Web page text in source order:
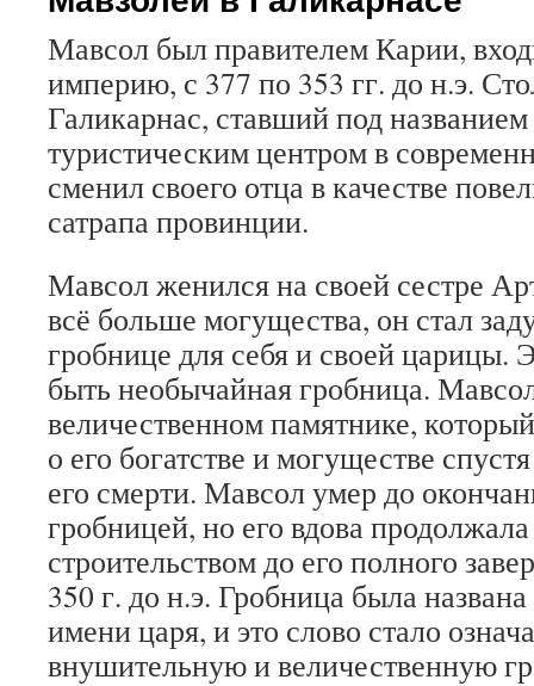
Мавсол был правителем Карии,
империю, с 377 по 353 гг. до н.э.
Галикарнас, ставший под
туристическим центром в
сменил своего отца в качестве
сатрапа провинции.
Мавсол женился на своей сестре
всё больше могущества, он стал
гробнице для себя и своей царицы.
быть необычайная гробница.
величественном памятнике,
о его богатстве и могуществе
его смерти. Мавсол умер до
гробницей, но его вдова
строительством до его полного
350 г. до н.э. Гробница была
имени царя, и это слово стало
внушительную и величественную